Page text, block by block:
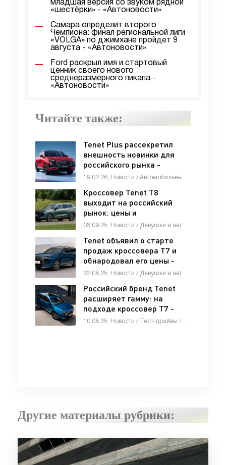
младшая версия со звуком рядной
«шестёрки» - «Автоновости»
Самара определит второго
Чемпиона: финал региональной лиги
«VOLGA» по джимхане пройдет 9
августа - «Автоновости»
Ford раскрыл имя и стартовый
ценник своего нового
среднеразмерного пикапа -
«Автоновости»
Читайте также:
Tenet Plus рассекретил
внешность новинки для
российского рынка -
«Автоновости»
Кроссовер Tenet T8
выходит на российский
рынок: цены и
комплектации -
Tenet объявил о старте
продаж кроссовера T7 и
обнародовал его цены -
«Автоновости»
Российский бренд Tenet
расширяет гамму: на
подходе кроссовер T7 -
«Автоновости»
Другие материалы рубрики: